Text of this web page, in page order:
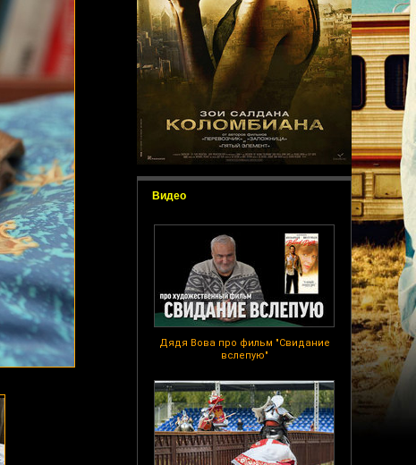
Видео
Дядя Вова про фильм "Свидание
вслепую"